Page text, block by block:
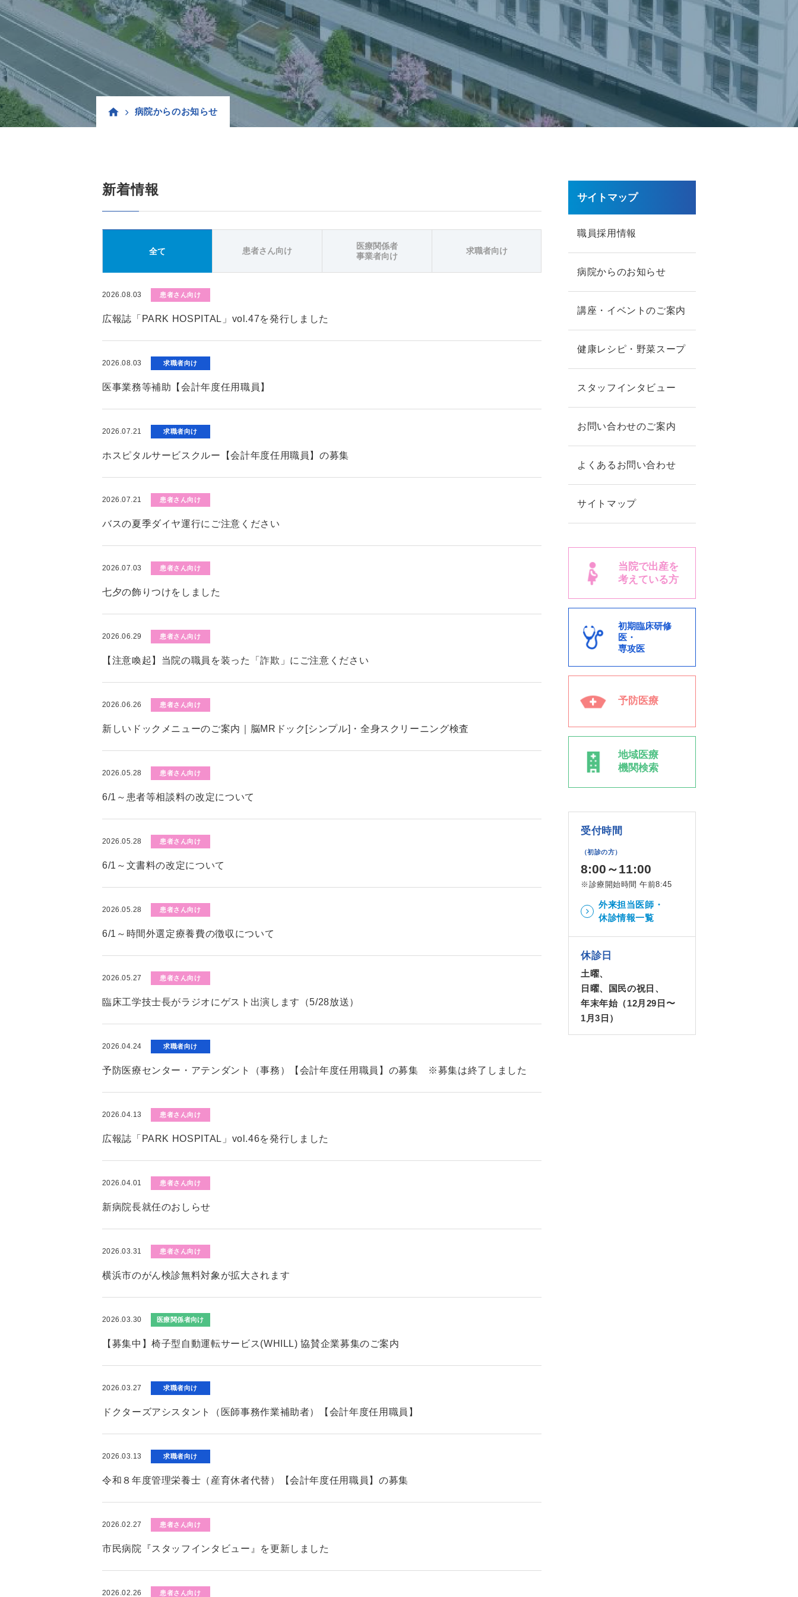
病院からのお知らせ
新着情報
全て 患者さん向け
医療関係者
事業者向け
求職者向け
2026.08.03 患者さん向け
広報誌「PARK HOSPITAL」vol.47を発行しました
2026.08.03 求職者向け
医事業務等補助【会計年度任用職員】
2026.07.21 求職者向け
ホスピタルサービスクルー【会計年度任用職員】の募集
2026.07.21 患者さん向け
バスの夏季ダイヤ運行にご注意ください
2026.07.03 患者さん向け
七夕の飾りつけをしました
2026.06.29 患者さん向け
【注意喚起】当院の職員を装った「詐欺」にご注意ください
2026.06.26 患者さん向け
新しいドックメニューのご案内｜脳MRドック[シンプル]・全身スクリーニング検査
2026.05.28 患者さん向け
6/1～患者等相談料の改定について
2026.05.28 患者さん向け
6/1～文書料の改定について
2026.05.28 患者さん向け
6/1～時間外選定療養費の徴収について
2026.05.27 患者さん向け
臨床工学技士長がラジオにゲスト出演します（5/28放送）
2026.04.24 求職者向け
予防医療センター・アテンダント（事務）【会計年度任用職員】の募集 ※募集は終了しました
2026.04.13 患者さん向け
広報誌「PARK HOSPITAL」vol.46を発行しました
2026.04.01 患者さん向け
新病院長就任のおしらせ
2026.03.31 患者さん向け
横浜市のがん検診無料対象が拡大されます
2026.03.30 医療関係者向け
【募集中】椅子型自動運転サービス(WHILL) 協賛企業募集のご案内
2026.03.27 求職者向け
ドクターズアシスタント（医師事務作業補助者）【会計年度任用職員】
2026.03.13 求職者向け
令和８年度管理栄養士（産育休者代替）【会計年度任用職員】の募集
2026.02.27 患者さん向け
市民病院『スタッフインタビュー』を更新しました
2026.02.26 患者さん向け
サイトマップ
職員採用情報
病院からのお知らせ
講座・イベントのご案内
健康レシピ・野菜スープ
スタッフインタビュー
お問い合わせのご案内
よくあるお問い合わせ
サイトマップ
当院で出産を
考えている方
初期臨床研修
医・
専攻医
予防医療
地域医療
機関検索
受付時間
（初診の方）
8:00～11:00
※診療開始時間 午前8:45
外来担当医師・
休診情報一覧
休診日
土曜、
日曜、国民の祝日、
年末年始（12月29日〜
1月3日）